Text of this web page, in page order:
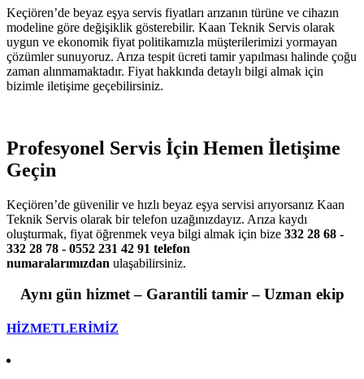
Keçiören’de beyaz eşya servis fiyatları arızanın türüne ve cihazın
modeline göre değişiklik gösterebilir. Kaan Teknik Servis olarak
uygun ve ekonomik fiyat politikamızla müşterilerimizi yormayan
çözümler sunuyoruz. Arıza tespit ücreti tamir yapılması halinde çoğu
zaman alınmamaktadır. Fiyat hakkında detaylı bilgi almak için
bizimle iletişime geçebilirsiniz.
Profesyonel Servis İçin Hemen İletişime
Geçin
Keçiören’de güvenilir ve hızlı beyaz eşya servisi arıyorsanız Kaan
Teknik Servis olarak bir telefon uzağınızdayız. Arıza kaydı
oluşturmak, fiyat öğrenmek veya bilgi almak için bize 332 28 68 -
332 28 78 - 0552 231 42 91 telefon
numaralarımızdan ulaşabilirsiniz.
Aynı gün hizmet – Garantili tamir – Uzman ekip
HİZMETLERİMİZ